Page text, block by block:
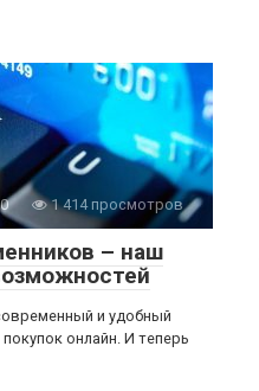
0
1 414 просмотров
– наш
и удобный
онлайн. И теперь